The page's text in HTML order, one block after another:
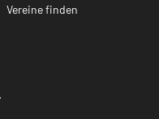
Vereine finden